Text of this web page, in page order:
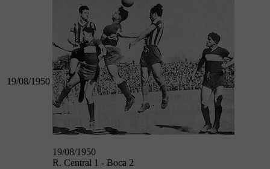
19/08/1950
19/08/1950
R. Central 1 - Boca 2